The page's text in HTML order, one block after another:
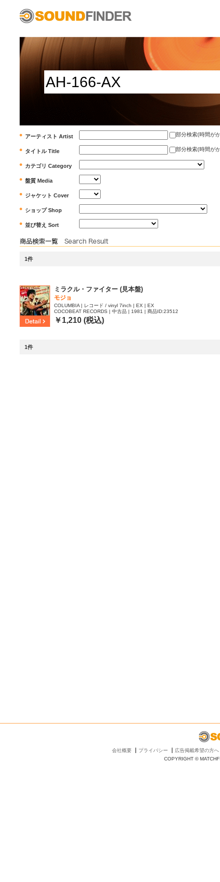
アーティスト Artist 部分検索(時間が
タイトル Title 部分検索(時間が
カテゴリ Category
盤質 Media
ジャケット Cover
ショップ Shop
並び替え Sort
1件
ミラクル・ファイター (見本盤)
モジョ
COLUMBIA | レコード / vinyl 7inch | EX | EX
COCOBEAT RECORDS | 中古品 | 1981 | 商品ID:23512
52
￥1,210 (税込)
1件
会社概要 プライバシー
広告掲載希望の方へ
COPYRIGHT ©